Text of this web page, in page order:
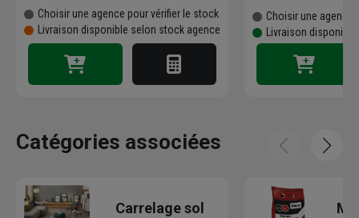
Choisir une agence pour vérifier le stock
Livraison disponible selon stock agence
Choisir une agence
Livraison disponible
Catégories associées
Carrelage sol